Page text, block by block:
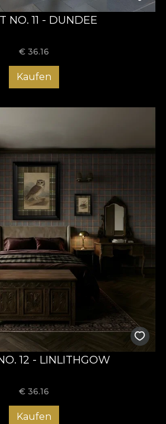
NO. 11 - DUNDEE
€ 36.16
Kaufen
12 - LINLITHGOW
€ 36.16
Kaufen